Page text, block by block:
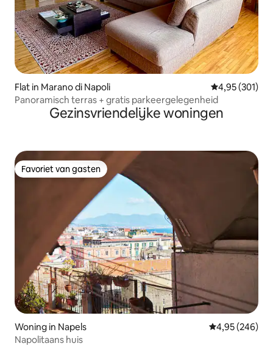
Flat in Marano di Napoli Gemiddelde
4,95 (301)
Panoramisch terras + gratis parkeergelegenheid
Gezinsvriendelijke woningen
Favoriet van gasten
Favoriet van gasten
Woning in Napels Gemiddelde
4,95 (246)
Napolitaans huis